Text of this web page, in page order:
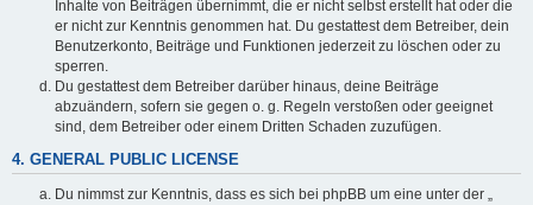
Inhalte von Beiträgen übernimmt, die er nicht selbst erstellt hat oder die
er nicht zur Kenntnis genommen hat. Du gestattest dem Betreiber, dein
Benutzerkonto, Beiträge und Funktionen jederzeit zu löschen oder zu
sperren.
Du gestattest dem Betreiber darüber hinaus, deine Beiträge
abzuändern, sofern sie gegen o. g. Regeln verstoßen oder geeignet
sind, dem Betreiber oder einem Dritten Schaden zuzufügen.
4. GENERAL PUBLIC LICENSE
Du nimmst zur Kenntnis, dass es sich bei phpBB um eine unter der „